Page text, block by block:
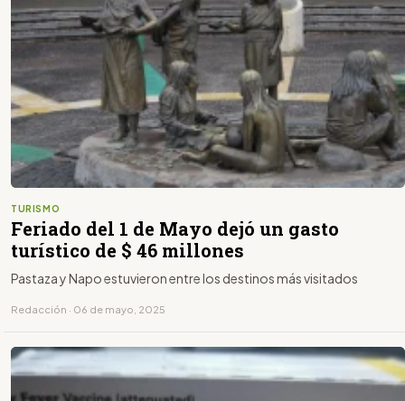
TURISMO
Feriado del 1 de Mayo dejó un gasto
turístico de $ 46 millones
Pastaza y Napo estuvieron entre los destinos más visitados
Redacción · 06 de mayo, 2025